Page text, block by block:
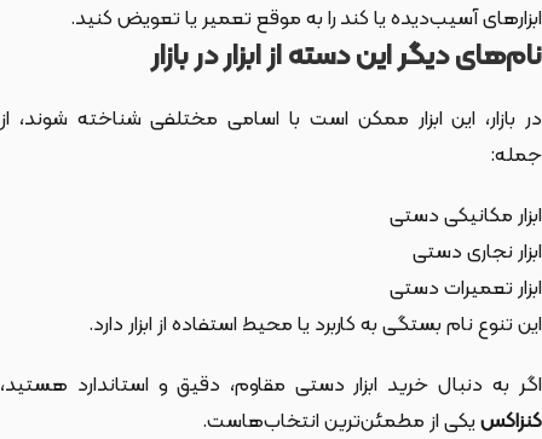
ابزارهای آسیب‌دیده یا کند را به موقع تعمیر یا تعویض کنید.
نام‌های دیگر این دسته از ابزار در بازار
در بازار، این ابزار ممکن است با اسامی مختلفی شناخته شوند، از
جمله:
ابزار مکانیکی دستی
ابزار نجاری دستی
ابزار تعمیرات دستی
این تنوع نام بستگی به کاربرد یا محیط استفاده از ابزار دارد.
اگر به دنبال خرید ابزار دستی مقاوم، دقیق و استاندارد هستید،
کنزاکسیکی از مطمئن‌ترین انتخاب‌هاست.